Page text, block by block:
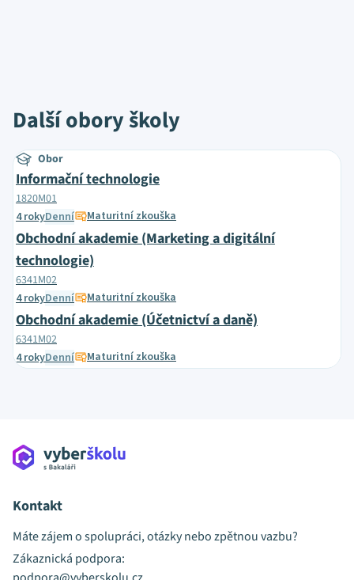
Další obory školy
Obor
Informační technologie
1820M01
4 rokyDenní Maturitní zkouška
Obchodní akademie (Marketing a digitální
technologie)
6341M02
4 rokyDenní Maturitní zkouška
Obchodní akademie (Účetnictví a daně)
6341M02
4 rokyDenní Maturitní zkouška
Kontakt
Máte zájem o spolupráci, otázky nebo zpětnou vazbu?
Zákaznická podpora: